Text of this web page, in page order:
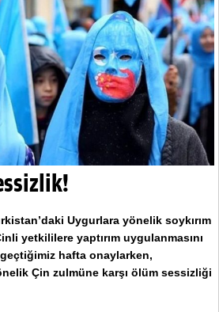
Uygurlara yönelik soykırım
yetkililere yaptırım uygulanmasını
geçtiğimiz hafta onaylarken,
Çin zulmüne karşı ölüm sessizliği